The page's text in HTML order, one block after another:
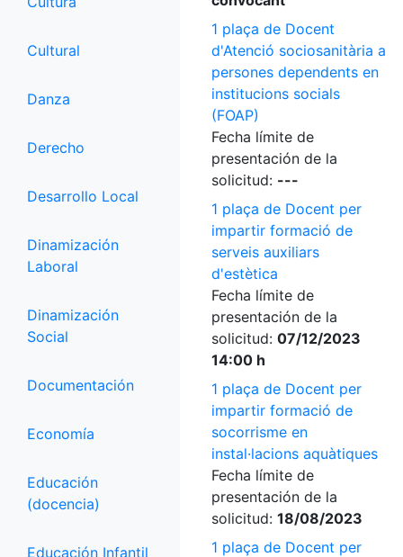
Cultural
Danza
Derecho
Desarrollo Local
Dinamización
Laboral
Dinamización
Social
Documentación
Economía
Educación
(docencia)
Educación Infantil
1 plaça de Docent
d'Atenció sociosanitària a
persones dependents en
institucions socials
(FOAP)
Fecha límite de
presentación de la
solicitud: ---
1 plaça de Docent per
impartir formació de
serveis auxiliars
d'estètica
Fecha límite de
presentación de la
solicitud: 07/12/2023
14:00 h
1 plaça de Docent per
impartir formació de
socorrisme en
instal·lacions aquàtiques
Fecha límite de
presentación de la
solicitud: 18/08/2023
1 plaça de Docent per